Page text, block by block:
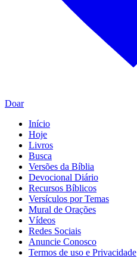
Doar
Início
Hoje
Livros
Busca
Versões da Bíblia
Devocional Diário
Recursos Bíblicos
Versículos por Temas
Mural de Orações
Vídeos
Redes Sociais
Anuncie Conosco
Termos de uso e Privacidade